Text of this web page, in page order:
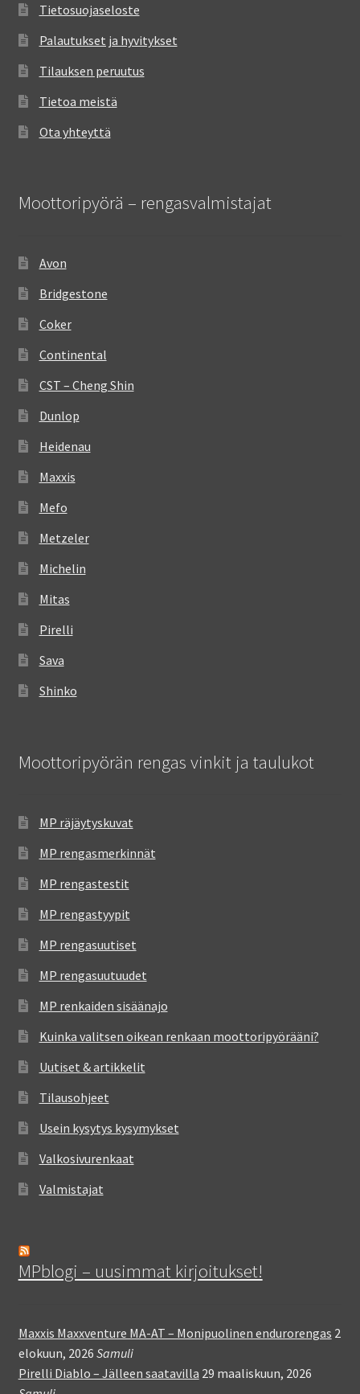
Tietosuojaseloste
Palautukset ja hyvitykset
Tilauksen peruutus
Tietoa meistä
Ota yhteyttä
Moottoripyörä – rengasvalmistajat
Avon
Bridgestone
Coker
Continental
CST – Cheng Shin
Dunlop
Heidenau
Maxxis
Mefo
Metzeler
Michelin
Mitas
Pirelli
Sava
Shinko
Moottoripyörän rengas vinkit ja taulukot
MP räjäytyskuvat
MP rengasmerkinnät
MP rengastestit
MP rengastyypit
MP rengasuutiset
MP rengasuutuudet
MP renkaiden sisäänajo
Kuinka valitsen oikean renkaan moottoripyörääni?
Uutiset & artikkelit
Tilausohjeet
Usein kysytys kysymykset
Valkosivurenkaat
Valmistajat
MPblogi – uusimmat kirjoitukset!
Maxxis Maxxventure MA-AT – Monipuolinen endurorengas 2
elokuun, 2026 Samuli
Pirelli Diablo – Jälleen saatavilla 29 maaliskuun, 2026